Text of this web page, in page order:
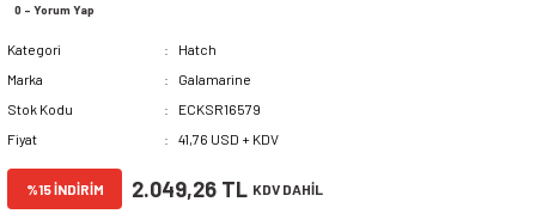
0 - Yorum Yap
Kategori
Hatch
Marka
Galamarine
Stok Kodu
ECKSR16579
Fiyat
41,76 USD + KDV
%15 İNDİRİM 2.049,26 TL KDV DAHİL